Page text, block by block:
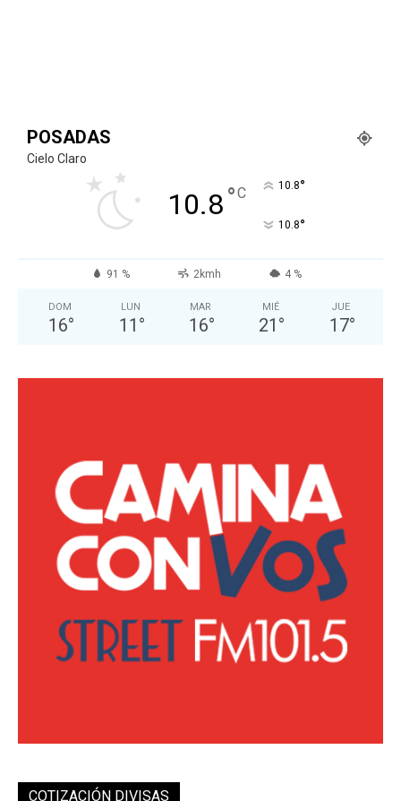
POSADAS
Cielo Claro
10.8°C 10.8°
10.8°
91 % 2kmh 4 %
DOM
16°
LUN
11 °
MAR
16°
MIÉ
21 °
JUE
17°
COTIZACIÓN DIVISAS